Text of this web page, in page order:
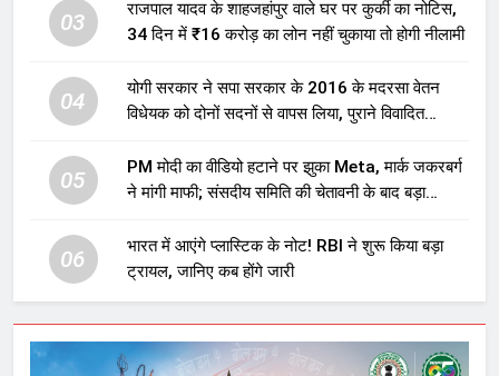
03
राजपाल यादव के शाहजहांपुर वाले घर पर कुर्की का नोटिस,
34 दिन में ₹16 करोड़ का लोन नहीं चुकाया तो होगी नीलामी
04
योगी सरकार ने सपा सरकार के 2016 के मदरसा वेतन
विधेयक को दोनों सदनों से वापस लिया, पुराने विवादित
05
PM मोदी का वीडियो हटाने पर झुका Meta, मार्क जकरबर्ग
ने मांगी माफी; संसदीय समिति की चेतावनी के बाद बड़ा
06
भारत में आएंगे प्लास्टिक के नोट! RBI ने शुरू किया बड़ा
ट्रायल, जानिए कब होंगे जारी